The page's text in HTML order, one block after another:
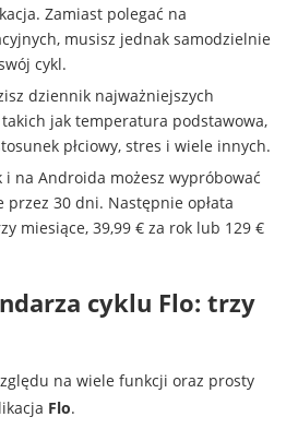
Zamiast polegać na
musisz jednak samodzielnie
cykl.
dziennik najważniejszych
jak temperatura podstawowa,
płciowy, stres i wiele innych.
i na Androida możesz wypróbować
przez 30 dni. Następnie opłata
miesiące, 39,99 € za rok lub 129 €
cyklu Flo: trzy
na wiele funkcji oraz prosty
Flo.